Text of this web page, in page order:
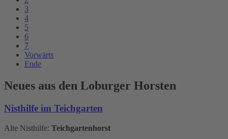
3
4
5
6
7
Vorwärts
Ende
Neues aus den Loburger Horsten
Nisthilfe im Teichgarten
Alte Nisthilfe: Teichgartenhorst